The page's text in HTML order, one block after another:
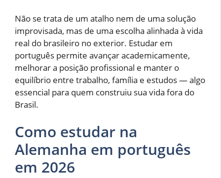
Não se trata de um atalho nem de uma solução
improvisada, mas de uma escolha alinhada à vida
real do brasileiro no exterior. Estudar em
português permite avançar academicamente,
melhorar a posição profissional e manter o
equilíbrio entre trabalho, família e estudos — algo
essencial para quem construiu sua vida fora do
Brasil.
Como estudar na
Alemanha em português
em 2026